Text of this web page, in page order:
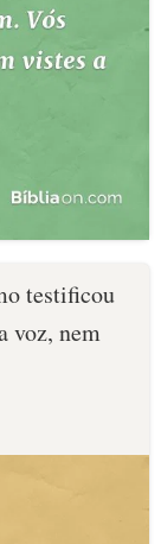
testificou
voz, nem